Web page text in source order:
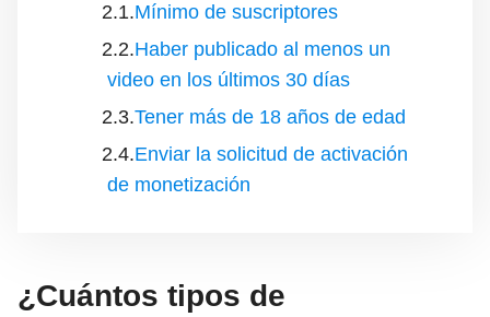
Mínimo de suscriptores
Haber publicado al menos un
video en los últimos 30 días
Tener más de 18 años de edad
Enviar la solicitud de activación
de monetización
¿Cuántos tipos de